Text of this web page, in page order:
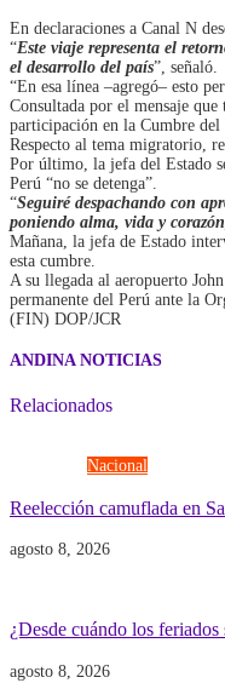
En declaraciones a Canal N
“Este viaje representa el
el desarrollo del país”, señaló.
“En esa línea –agregó– esto
Consultada por el mensaje
participación en la Cumbre
Respecto al tema migratorio,
Por último, la jefa del Estado
Perú “no se detenga”.
“Seguiré despachando con
poniendo alma, vida y
Mañana, la jefa de Estado
esta cumbre.
A su llegada al aeropuerto
permanente del Perú ante la
(FIN) DOP/JCR
ANDINA NOTICIAS
Relacionados
Nacional
Reelección camuflada en
agosto 8, 2026
¿Desde cuándo los feriados
agosto 8, 2026